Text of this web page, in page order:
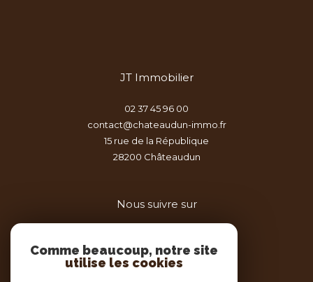
JT Immobilier
02 37 45 96 00
contact@chateaudun-immo.fr
15 rue de la République
28200
châteaudun
Nous suivre sur
Comme beaucoup, notre site
utilise les cookies